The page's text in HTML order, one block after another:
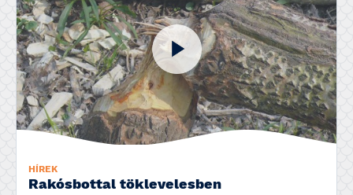
HÍREK
Rakósbottal töklevelesben